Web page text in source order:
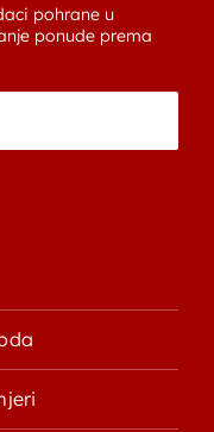
pohrane u
ponude prema